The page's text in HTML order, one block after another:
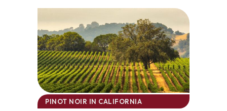
PINOT NOIR IN CALIFORNIA